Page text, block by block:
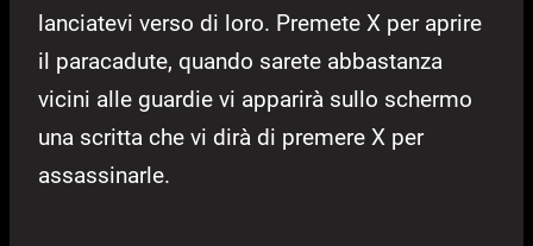
lanciatevi verso di loro. Premete X per aprire
il paracadute, quando sarete abbastanza
vicini alle guardie vi apparirà sullo schermo
una scritta che vi dirà di premere X per
assassinarle.